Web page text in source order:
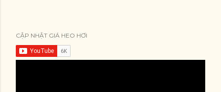
CẬP NHẬT GIÁ HEO HƠI